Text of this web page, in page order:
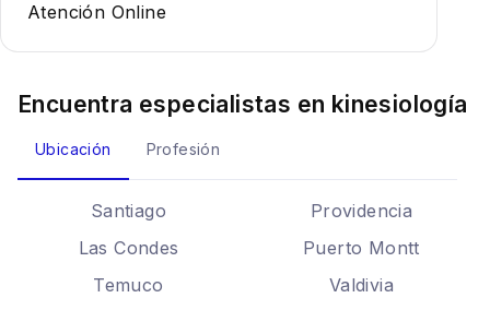
Atención Online
Encuentra especialistas en kinesiología
Ubicación Profesión
Santiago
Providencia
Las Condes
Puerto Montt
Temuco
Valdivia